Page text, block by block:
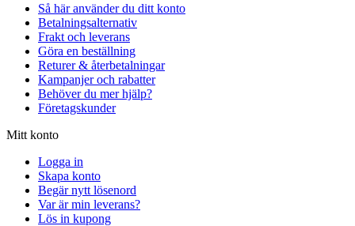
Så här använder du ditt konto
Betalningsalternativ
Frakt och leverans
Göra en beställning
Returer & återbetalningar
Kampanjer och rabatter
Behöver du mer hjälp?
Företagskunder
Mitt konto
Logga in
Skapa konto
Begär nytt lösenord
Var är min leverans?
Lös in kupong